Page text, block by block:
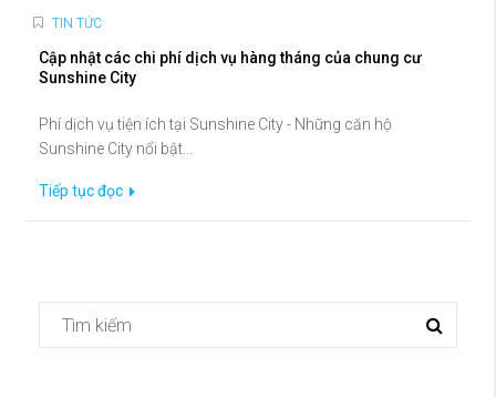
TIN TỨC
Cập nhật các chi phí dịch vụ hàng tháng của chung cư
Sunshine City
Phí dịch vụ tiện ích tại Sunshine City - Những căn hộ
Sunshine City nổi bật...
Tiếp tục đọc